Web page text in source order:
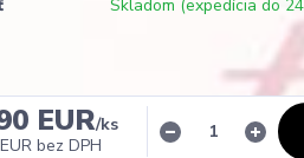
Skladom (expedícia do
EUR/ks
bez DPH